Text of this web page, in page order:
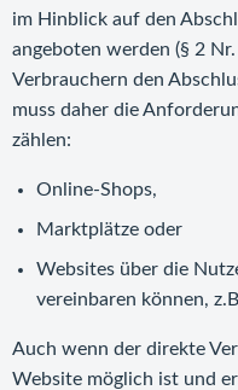
im Hinblick auf den
angeboten werden (§ 2
Verbrauchern den
muss daher die
zählen:
Online-Shops,
Marktplätze oder
Websites über die
vereinbaren können,
Auch wenn der direkte
Website möglich ist und